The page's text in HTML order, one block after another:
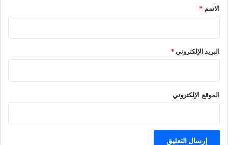
*
الاسم *
البريد الإلكتروني*
الموقع الإلكتروني